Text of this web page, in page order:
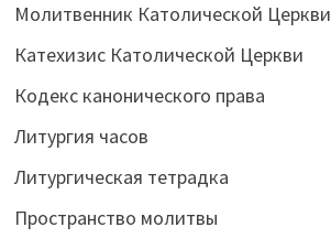
Молитвенник Католической Церкви
Катехизис Католической Церкви
Кодекс канонического права
Литургия часов
Литургическая тетрадка
Пространство молитвы